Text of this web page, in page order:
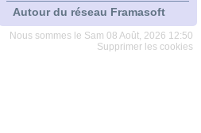
Autour du réseau Framasoft
Nous sommes le Sam 08 Août, 2026 12:50
Supprimer les cookies